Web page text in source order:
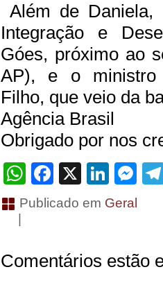
Além de
Integração e
Góes, próximo ao
AP), e o ministro
Filho, que veio da
Agência Brasil
Obrigado por nos
WhatsApp
Facebook
X
Publicado em Geral
Comentários estão